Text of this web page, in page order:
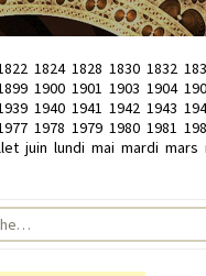
1824 1828 1830 1832
1900 1901 1903 1904
1940 1941 1942 1943
1978 1979 1980 1981
juin lundi mai mardi mars
pour :